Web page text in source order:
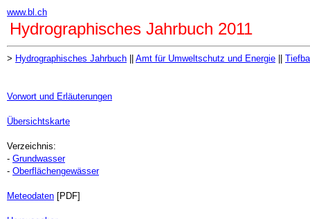
www.bl.ch
Hydrographisches Jahrbuch 2011
> Hydrographisches Jahrbuch Amt für Umweltschutz und Energie
Vorwort und Erläuterungen
Übersichtskarte
Verzeichnis:
- Grundwasser
- Oberflächengewässer
Meteodaten [PDF]